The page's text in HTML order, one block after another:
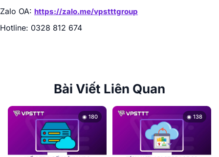
Zalo OA: https://zalo.me/vpstttgroup
Hotline: 0328 812 674
Bài Viết Liên Quan
◉ 180 ◉ 138